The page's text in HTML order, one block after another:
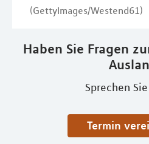
(GettyImages/Westend61)
Haben Sie Fragen
Sprechen
Termin